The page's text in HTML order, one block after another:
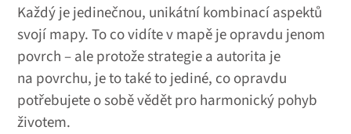
Každý je jedinečnou, unikátní kombinací aspektů
svojí mapy. To co vidíte v mapě je opravdu jenom
povrch – ale protože strategie a autorita je
na povrchu, je to také to jediné, co opravdu
potřebujete o sobě vědět pro harmonický pohyb
životem.